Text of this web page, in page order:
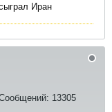
Иран
13305